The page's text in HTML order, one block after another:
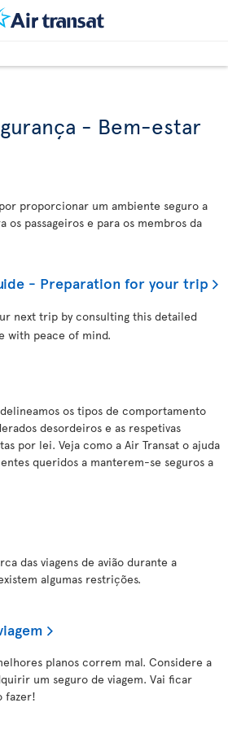
- Bem-estar
proporcionar um ambiente seguro a
os passageiros e para os membros da
- Preparation for your trip
next trip by consulting this detailed
with peace of mind.
os tipos de comportamento
desordeiros e as respetivas
por lei. Veja como a Air Transat o ajuda
queridos a manterem-se seguros a
das viagens de avião durante a
algumas restrições.
planos correm mal. Considere a
um seguro de viagem. Vai ficar
fazer!